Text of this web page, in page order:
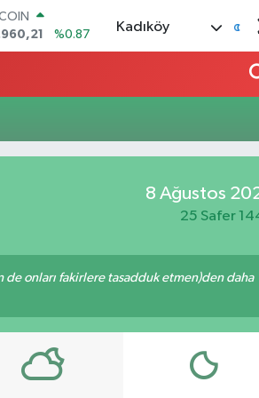
%0.87
%0.38
ALTIN
Kadıköy
8 Ağustos
25 Safer
onları fakirlere tasadduk etmen)den daha